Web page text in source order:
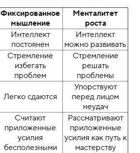
Фиксированное
мышление
Менталитет
роста
Интеллект
постоянен
Интеллект
можно развивать
Стремление
избегать
проблем
Стремление
решать
проблемы
Легко сдаются
Упорствуют
перед лицом
неудач
Считают
приложенные
усилия
бесполезными
Рассматривают
приложенные
усилия как путь к
мастерству